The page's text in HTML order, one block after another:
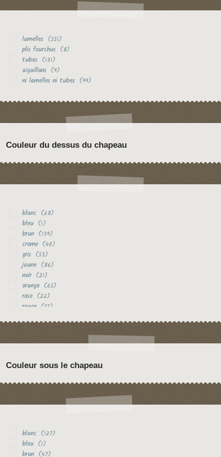
lamelles (551)
plis fourchus (8)
tubes (131)
aiguillons (9)
ni lamelles ni tubes (99)
Couleur du dessus du chapeau
blanc (68)
bleu (1)
brun (139)
creme (40)
gris (53)
jaune (86)
noir (21)
orange (65)
rose (22)
rouge (55)
Couleur sous le chapeau
blanc (127)
bleu (1)
brun (47)